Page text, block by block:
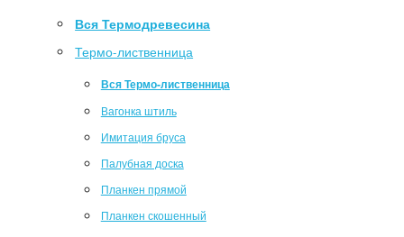
Вся Термодревесина
Термо-лиственница
Вся Термо-лиственница
Вагонка штиль
Имитация бруса
Палубная доска
Планкен прямой
Планкен скошенный